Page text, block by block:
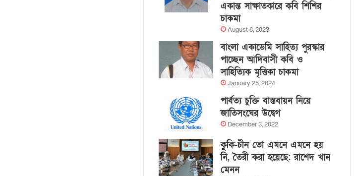
একান্ত সাক্ষাতকারে কবি শিশির
চাকমা
August 8, 2023
বাংলা একাডেমি সাহিত্য পুরস্কার
পাচ্ছেন আদিবাসী কবি ও
সাহিত্যিক মৃত্তিকা চাকমা
January 25, 2024
পার্বত্য চুক্তি বাস্তবায়ন নিয়ে
জাতিসংঘের উদ্বেগ
December 3, 2022
কুকি-চীন তো এমনে এমনে হয়
নি, তৈরী করা হয়েছে: রাশেদ খান
মেনন